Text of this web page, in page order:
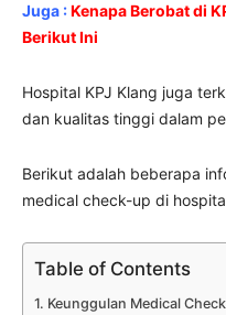
Juga :Kenapa Berobat di
Berikut Ini
Hospital KPJ Klang juga
dan kualitas tinggi dalam
Berikut adalah beberapa
medical check-up di
Table of Contents
Keunggulan Medical